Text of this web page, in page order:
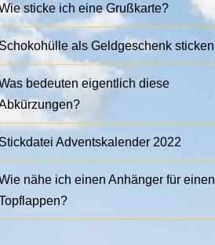
sticke ich eine Grußkarte?
Schokohülle als Geldgeschenk sticken
bedeuten eigentlich diese
Stickdatei Adventskalender 2022
nähe ich einen Anhänger für einen